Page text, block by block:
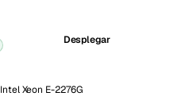
Desplegar
Intel Xeon E-2276G